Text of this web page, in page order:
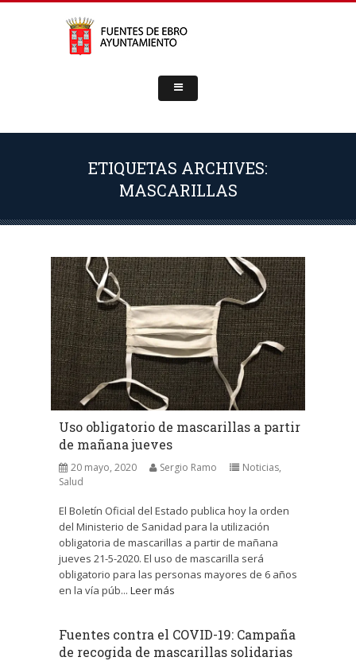
ETIQUETAS ARCHIVES:
MASCARILLAS
Uso obligatorio de mascarillas a partir
de mañana jueves
20 mayo, 2020 Sergio Ramo Noticias,
Salud
El Boletín Oficial del Estado publica hoy la orden
del Ministerio de Sanidad para la utilización
obligatoria de mascarillas a partir de mañana
jueves 21-5-2020. El uso de mascarilla será
obligatorio para las personas mayores de 6 años
en la vía púb... Leer más
Fuentes contra el COVID-19: Campaña
de recogida de mascarillas solidarias